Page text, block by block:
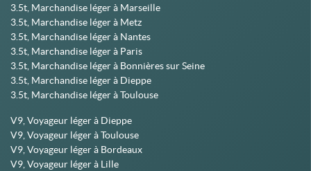
3.5t, Marchandise léger à Marseille
3.5t, Marchandise léger à Metz
3.5t, Marchandise léger à Nantes
3.5t, Marchandise léger à Paris
3.5t, Marchandise léger à Bonnières sur Seine
3.5t, Marchandise léger à Dieppe
3.5t, Marchandise léger à Toulouse
V9, Voyageur léger à Dieppe
V9, Voyageur léger à Toulouse
V9, Voyageur léger à Bordeaux
V9, Voyageur léger à Lille